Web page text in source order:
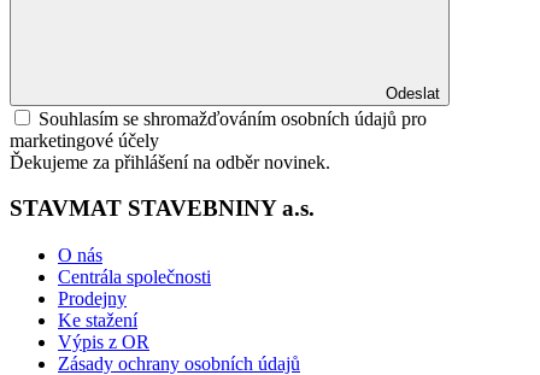
Odeslat
Souhlasím se shromažďováním osobních údajů pro
marketingové účely
Ďekujeme za přihlášení na odběr novinek.
STAVMAT STAVEBNINY a.s.
O nás
Centrála společnosti
Prodejny
Ke stažení
Výpis z OR
Zásady ochrany osobních údajů